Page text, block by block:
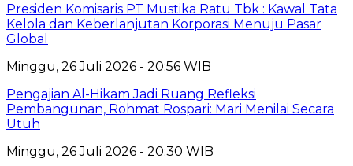
Presiden Komisaris PT Mustika Ratu Tbk : Kawal Tata
Kelola dan Keberlanjutan Korporasi Menuju Pasar
Global
Minggu, 26 Juli 2026 - 20:56 WIB
Pengajian Al-Hikam Jadi Ruang Refleksi
Pembangunan, Rohmat Rospari: Mari Menilai Secara
Utuh
Minggu, 26 Juli 2026 - 20:30 WIB